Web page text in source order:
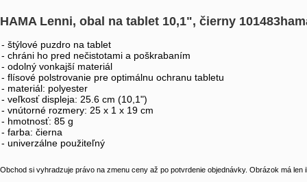
HAMA Lenni, obal na tablet 10,1", čierny
- štýlové puzdro na tablet
- chráni ho pred nečistotami a poškrabaním
- odolný vonkajší materiál
- flísové polstrovanie pre optimálnu ochranu tabletu
- materiál: polyester
- veľkosť displeja: 25.6 cm (10,1")
- vnútorné rozmery: 25 x 1 x 19 cm
- hmotnosť: 85 g
- farba: čierna
- univerzálne použiteľný
Obchod si vyhradzuje právo na zmenu ceny až po potvrdenie objednávky. Obrázok má len